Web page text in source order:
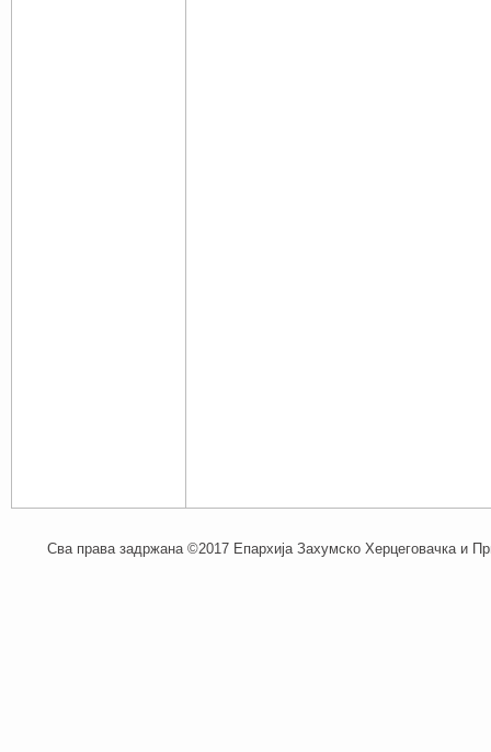
Сва права задржана ©2017 Епархија Захумско Херцеговачка и